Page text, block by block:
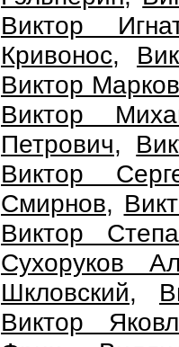
Виктор
Кривонос,
Виктор Марков
Виктор
Петрович,
Виктор
Смирнов,
Виктор
Сухоруков
Шкловский,
Виктор